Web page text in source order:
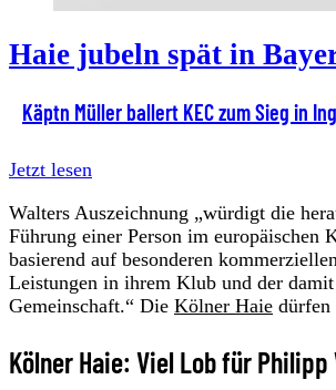
Haie jubeln spät in
Käptn Müller ballert KEC zum Sieg in
Jetzt lesen
Walters Auszeichnung „würdigt die
Führung einer Person im europäischen
basierend auf besonderen
Leistungen in ihrem Klub und der damit
Gemeinschaft.“ Die Kölner Haie dürfen
Kölner Haie: Viel Lob für Philipp